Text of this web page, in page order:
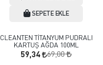
SEPETE EKLE
CLEANTEN TİTANYUM PUDRALI
KARTUŞ AĞDA 100ML
59,34 69,00